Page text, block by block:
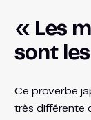
« Les
sont
Ce proverbe
très différente